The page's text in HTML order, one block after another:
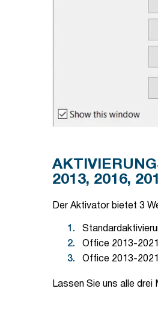
2013, 2016,
Der Aktivator bietet 3
Office 2013-
Office 2013-
Lassen Sie uns alle